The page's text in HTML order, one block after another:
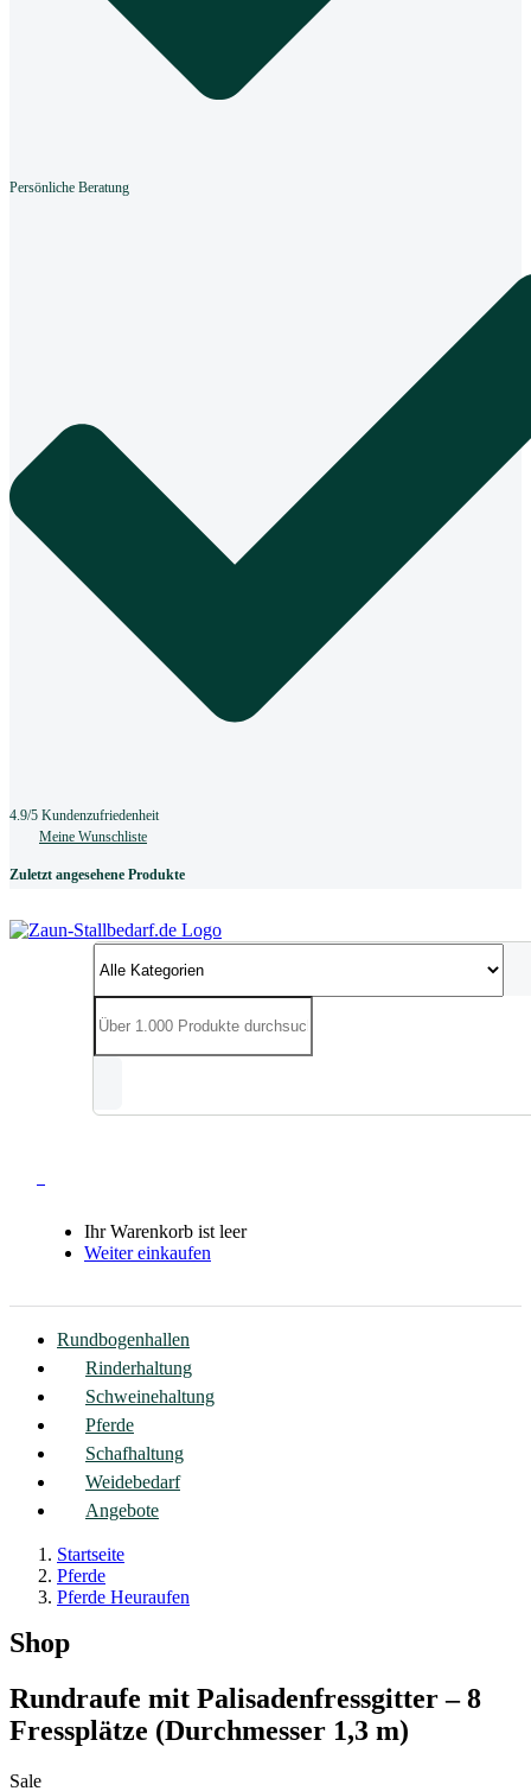
Persönliche Beratung
4.9/5 Kundenzufriedenheit
Meine Wunschliste
Zuletzt angesehene Produkte
Ihr Warenkorb ist leer
Weiter einkaufen
Rundbogenhallen
Rinderhaltung
Schweinehaltung
Pferde
Schafhaltung
Weidebedarf
Angebote
Startseite
Pferde
Pferde Heuraufen
Shop
Rundraufe mit Palisadenfressgitter – 8
Fressplätze (Durchmesser 1,3 m)
Sale